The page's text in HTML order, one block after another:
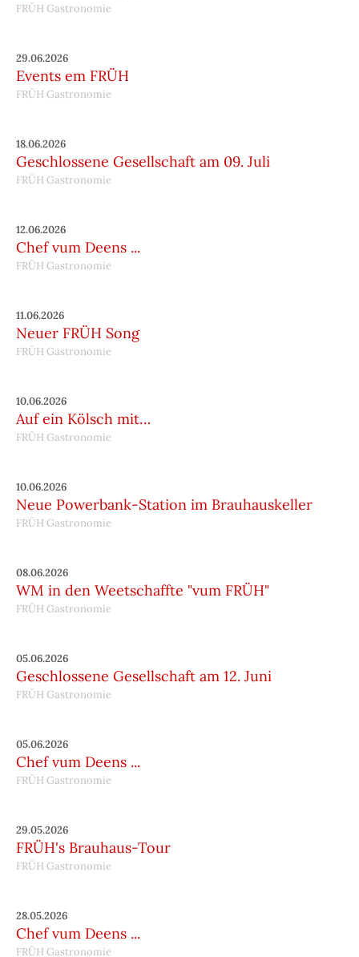
FRÜH Gastronomie
29.06.2026
Events em FRÜH
FRÜH Gastronomie
18.06.2026
Geschlossene Gesellschaft am 09. Juli
FRÜH Gastronomie
12.06.2026
Chef vum Deens ...
FRÜH Gastronomie
11.06.2026
Neuer FRÜH Song
FRÜH Gastronomie
10.06.2026
Auf ein Kölsch mit…
FRÜH Gastronomie
10.06.2026
Neue Powerbank-Station im Brauhauskeller
FRÜH Gastronomie
08.06.2026
WM in den Weetschaffte "vum FRÜH"
FRÜH Gastronomie
05.06.2026
Geschlossene Gesellschaft am 12. Juni
FRÜH Gastronomie
05.06.2026
Chef vum Deens ...
FRÜH Gastronomie
29.05.2026
FRÜH's Brauhaus-Tour
FRÜH Gastronomie
28.05.2026
Chef vum Deens ...
FRÜH Gastronomie